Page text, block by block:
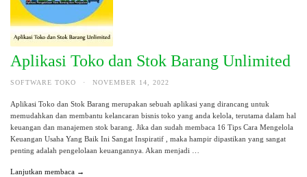
Aplikasi Toko dan Stok Barang Unlimited
SOFTWARE TOKO · NOVEMBER 14, 2022
Aplikasi Toko dan Stok Barang merupakan sebuah aplikasi yang dirancang untuk
memudahkan dan membantu kelancaran bisnis toko yang anda kelola, terutama dalam hal
keuangan dan manajemen stok barang. Jika dan sudah membaca 16 Tips Cara Mengelola
Keuangan Usaha Yang Baik Ini Sangat Inspiratif , maka hampir dipastikan yang sangat
penting adalah pengelolaan keuangannya. Akan menjadi …
Lanjutkan membaca →